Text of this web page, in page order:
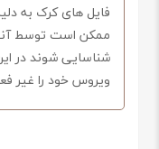
فایل های کرک به
ممکن است توسط
شناسایی شوند در
ویروس خود را غیر